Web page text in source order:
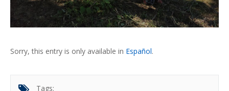
Sorry, this entry is only available in Español.
Tags: